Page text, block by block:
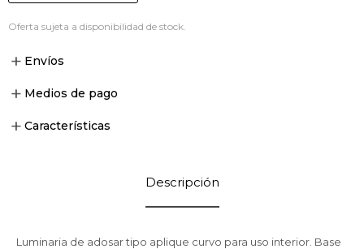
Oferta sujeta a disponibilidad de stock.
Envíos
Medios de pago
Características
Descripción
Luminaria de adosar tipo aplique curvo para uso interior. Base